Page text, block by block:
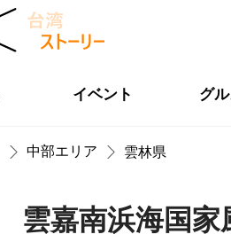
イベント グ
中部エリア 雲林県
雲嘉南浜海国